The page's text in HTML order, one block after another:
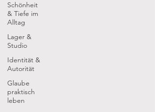
Schönheit
& Tiefe im
Alltag
Lager &
Studio
Identität &
Autorität
Glaube
praktisch
leben